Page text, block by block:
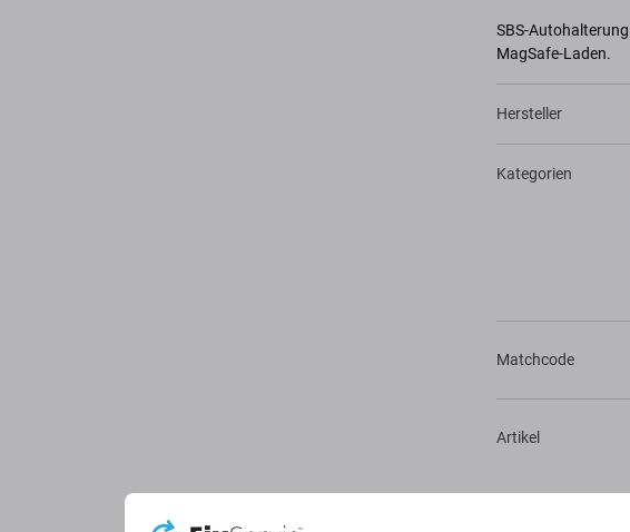
SBS-
MagSafe-Laden.
Hersteller
Kategorien
Matchcode
Artikel